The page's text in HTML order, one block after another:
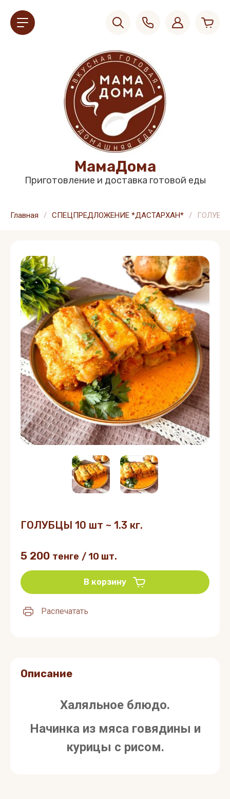
МамаДома
Приготовление и доставка готовой еды
Главная / СПЕЦПРЕДЛОЖЕНИЕ *ДАСТАРХАН* /
ГОЛУБЦЫ 10 шт ~ 1.3 кг.
5 200 тенге / 10 шт.
В корзину
Распечатать
Описание
Халяльное блюдо.
Начинка из мяса говядины и
курицы с рисом.